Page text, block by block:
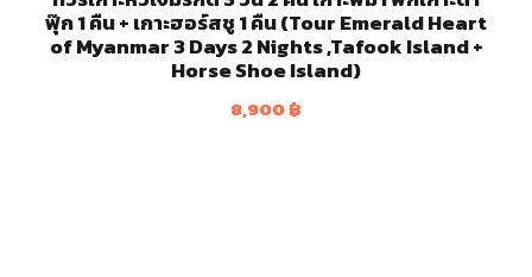
ฟุ๊ก 1 คืน + เกาะฮอร์สชู 1 คืน (Tour Emerald Heart
of Myanmar 3 Days 2 Nights ,Tafook Island +
Horse Shoe Island)
8,900฿